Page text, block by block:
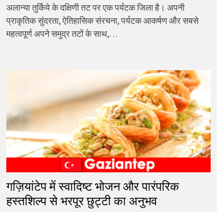
अलान्या तुर्किये के दक्षिणी तट पर एक पर्यटक जिला है। अपनी
प्राकृतिक सुंदरता, ऐतिहासिक संरचना, पर्यटक आकर्षण और सबसे
महत्वपूर्ण अपने समुद्र तटों के साथ,…
गज़ियांटेप में स्वादिष्ट भोजन और पारंपरिक
हस्तशिल्प से भरपूर छुट्टी का अनुभव